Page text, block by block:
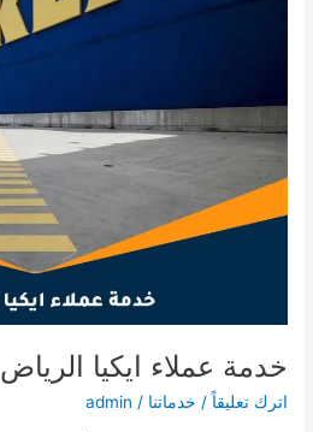
خدمة عملاء ايكيا الرياض
اترك تعليقاً / خدماتنا /
admin